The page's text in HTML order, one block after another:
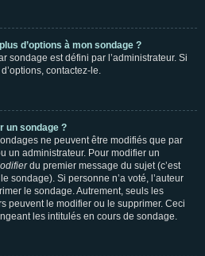
d’options à mon sondage ?
sondage est défini par l’administrateur. Si
contactez-le.
un sondage ?
ne peuvent être modifiés que par
un administrateur. Pour modifier un
du premier message du sujet (c’est
sondage). Si personne n’a voté, l’auteur
le sondage. Autrement, seuls les
peuvent le modifier ou le supprimer. Ceci
les intitulés en cours de sondage.